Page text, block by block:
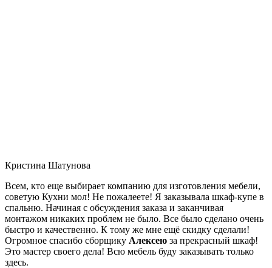
Кристина Шатунова
Всем, кто еще выбирает компанию для изготовления мебели,
советую Кухни мол! Не пожалеете! Я заказывала шкаф-купе в
спальню. Начиная с обсуждения заказа и заканчивая
монтажом никаких проблем не было. Все было сделано очень
быстро и качественно. К тому же мне ещё скидку сделали!
Огромное спасибо сборщику Алексею за прекрасный шкаф!
Это мастер своего дела! Всю мебель буду заказывать только
здесь.